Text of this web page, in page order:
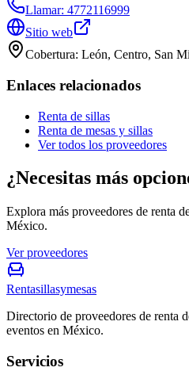
Llamar: 4772116999
Sitio web
Cobertura: León, Centro, San
Enlaces relacionados
Renta de sillas
Renta de mesas y sillas
Ver todos los proveedores
¿Necesitas más
Explora más proveedores de renta
México.
Ver proveedores
Rentasillasymesas
Directorio de proveedores de renta
eventos en México.
Servicios